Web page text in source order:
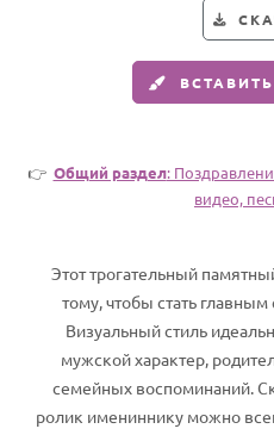
Годовщина свадьбы
Календарь праздников
Женщине
Папе
Детям
Все родственники
ПЕРСОНАЛЬНЫЕ
👉 Общий раздел:
видео,
Этот трогательный
тому, чтобы стать
Визуальный стиль
мужской характер,
семейных воспоминаний.
ролик имениннику можно